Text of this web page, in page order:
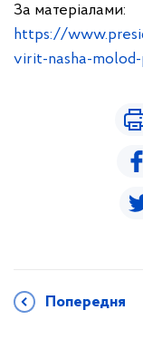
За матеріалами:
https://
virit-nasha-
Попередня